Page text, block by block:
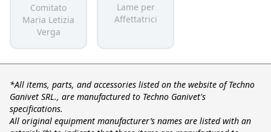
Comitato
Maria Letizia
Verga
Lame per
Affettatrici
*All items, parts, and accessories listed on the website of Techno
Ganivet SRL., are manufactured to Techno Ganivet's
specifications.
All original equipment manufacturer’s names are listed with an